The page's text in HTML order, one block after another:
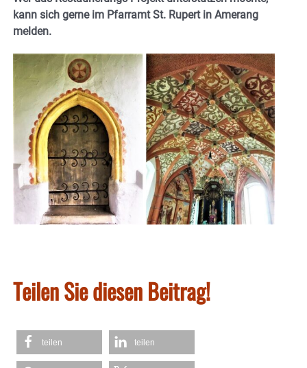
kann sich gerne im Pfarramt St. Rupert in Amerang
melden.
Teilen Sie diesen Beitrag!
teilen teilen